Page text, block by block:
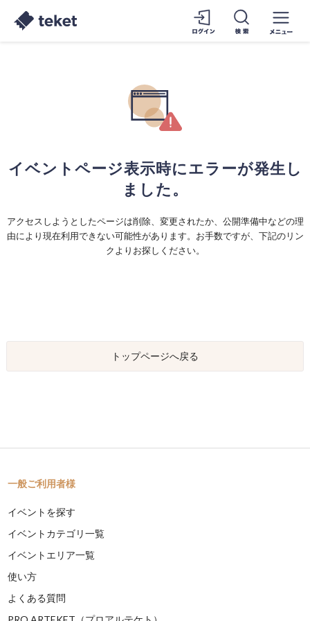
イベントページ表示時にエラーが発生し
ました。
アクセスしようとしたページは削除、変更されたか、公開準備中などの理
由により現在利用できない可能性があります。お手数ですが、下記のリン
クよりお探しください。
トップページへ戻る
一般ご利用者様
イベントを探す
イベントカテゴリ一覧
イベントエリア一覧
使い方
よくある質問